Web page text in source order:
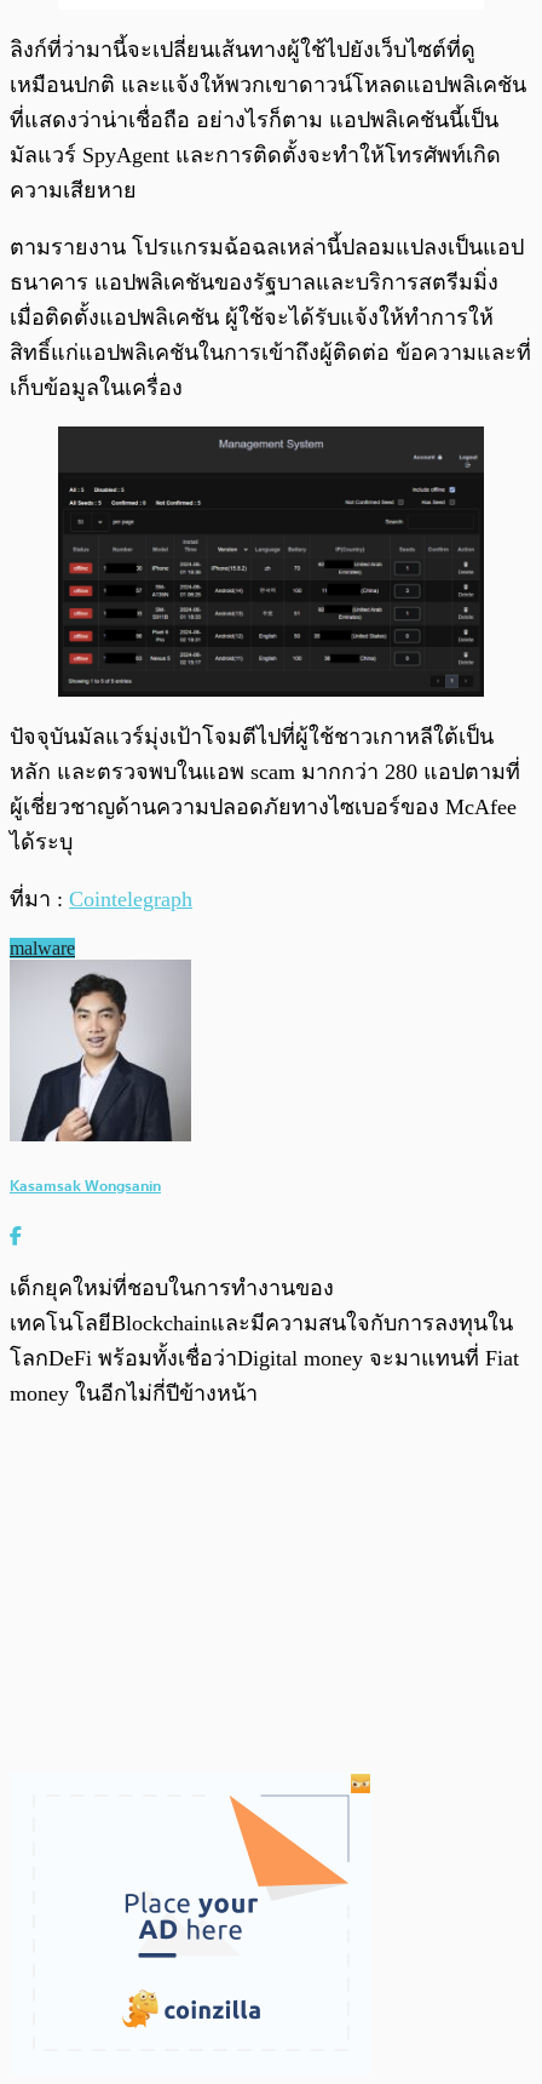
ลิงก์ที่ว่ามานี้จะเปลี่ยนเส้นทางผู้ใช้ไปยังเว็บไซต์ที่ดู
เหมือนปกติ และแจ้งให้พวกเขาดาวน์โหลดแอปพลิเคชัน
ที่แสดงว่าน่าเชื่อถือ อย่างไรก็ตาม แอปพลิเคชันนี้เป็น
มัลแวร์ SpyAgent และการติดตั้งจะทำให้โทรศัพท์เกิด
ความเสียหาย
ตามรายงาน โปรแกรมฉ้อฉลเหล่านี้ปลอมแปลงเป็นแอป
ธนาคาร แอปพลิเคชันของรัฐบาลและบริการสตรีมมิ่ง
เมื่อติดตั้งแอปพลิเคชัน ผู้ใช้จะได้รับแจ้งให้ทำการให้
สิทธิ์แก่แอปพลิเคชันในการเข้าถึงผู้ติดต่อ ข้อความและที่
เก็บข้อมูลในเครื่อง
ปัจจุบันมัลแวร์มุ่งเป้าโจมตีไปที่ผู้ใช้ชาวเกาหลีใต้เป็น
หลัก และตรวจพบในแอพ scam มากกว่า 280 แอปตามที่
ผู้เชี่ยวชาญด้านความปลอดภัยทางไซเบอร์ของ McAfee
ได้ระบุ
ที่มา : Cointelegraph
malware
Kasamsak Wongsanin
เด็กยุคใหม่ที่ชอบในการทำงานของ
เทคโนโลยีBlockchainและมีความสนใจกับการลงทุนใน
โลกDeFi พร้อมทั้งเชื่อว่าDigital money จะมาแทนที่ Fiat
money ในอีกไม่กี่ปีข้างหน้า